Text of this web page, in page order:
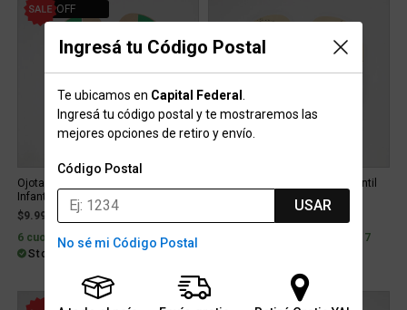
Ingresá tu Código Postal
Te ubicamos en Capital Federal
Ingresá tu código postal y te mostraremos las
mejores opciones de retiro y envío.
Código Postal
USAR
No sé mi Código Postal
21% OFF
Ojotas Rider Street NBA Thong
Infantil
$9.999
Price reduced from
$12.799
6 cuotas con interés de $2.205
Stock para retiro/envío
Ojotas Havaianas Athletic Infantil
6 cuotas con interés de $7.717